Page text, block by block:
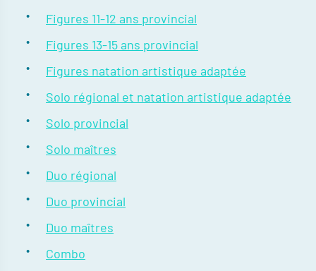
Figures 11-12 ans provincial
Figures 13-15 ans provincial
Figures natation artistique adaptée
Solo régional et natation artistique adaptée
Solo provincial
Solo maîtres
Duo régional
Duo provincial
Duo maîtres
Combo